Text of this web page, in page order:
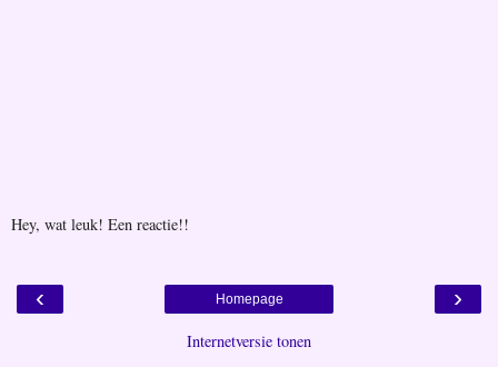
Hey, wat leuk! Een reactie!!
‹ ›
Homepage
Internetversie tonen